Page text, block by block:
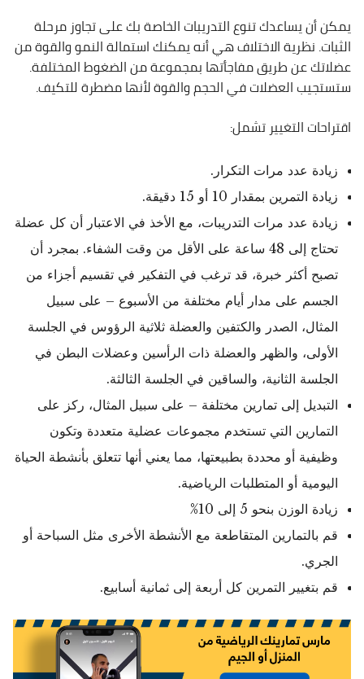
يمكن أن يساعدك تنوع التدريبات الخاصة بك على تجاوز مرحلة
الثبات. نظرية الاختلاف هي أنه يمكنك استمالة النمو والقوة من
عضلاتك عن طريق مفاجأتها بمجموعة من الضغوط المختلفة.
ستستجيب العضلات في الحجم والقوة لأنها مضطرة للتكيف.
اقتراحات التغيير تشمل:
زيادة عدد مرات التكرار.
زيادة التمرين بمقدار 10 أو 15 دقيقة.
زيادة عدد مرات التدريبات، مع الأخذ في الاعتبار أن كل عضلة
تحتاج إلى 48 ساعة على الأقل من وقت الشفاء. بمجرد أن
تصبح أكثر خبرة، قد ترغب في التفكير في تقسيم أجزاء من
الجسم على مدار أيام مختلفة من الأسبوع – على سبيل
المثال، الصدر والكتفين والعضلة ثلاثية الرؤوس في الجلسة
الأولى، والظهر والعضلة ذات الرأسين وعضلات البطن في
الجلسة الثانية، والساقين في الجلسة الثالثة.
التبديل إلى تمارين مختلفة – على سبيل المثال، ركز على
التمارين التي تستخدم مجموعات عضلية متعددة وتكون
وظيفية أو محددة بطبيعتها، مما يعني أنها تتعلق بأنشطة الحياة
اليومية أو المتطلبات الرياضية.
زيادة الوزن بنحو 5 إلى 10%
قم بالتمارين المتقاطعة مع الأنشطة الأخرى مثل السباحة أو
الجري.
قم بتغيير التمرين كل أربعة إلى ثمانية أسابيع.